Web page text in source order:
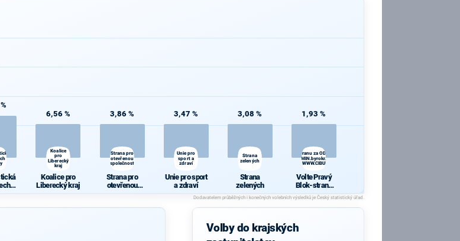
a
a
6,56 %
Koalice
pro
Liberecký
kraj
Koalice pro
Liberecký kraj
3,86 %
Strana pro
otevřenou
společnost
Strana pro
otevřenou
společnost
3,47 %
Unie pro
sport a
zdraví
Unie pro sport
a zdraví
3,08 %
Strana
zelených
Strana
zelených
1,93 %
Volte Pravý Blok-stranu za ODVOLAT.polit.,NÍZKÉ
daně,VYROVN.rozp.,MIN.byrokr.,SPRAV.just.,PŘÍMOU
demokr. WWW.CIBULKA.NET
Volte Pravý
Blok-stranu
za
ODVOLAT.poli
t.,NÍZKÉ
N.rozp.,MIN.b
Volby do krajských